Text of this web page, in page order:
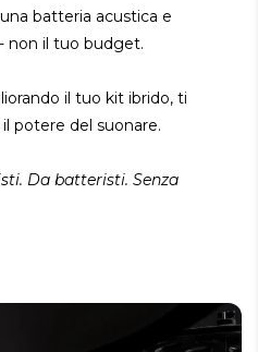
batteria acustica e
non il tuo budget.
il tuo kit ibrido, ti
potere del suonare.
Da batteristi. Senza